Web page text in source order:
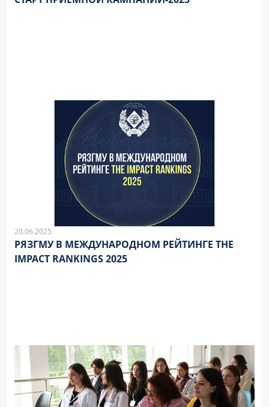
20.06.2025
РЯЗГМУ В МЕЖДУНАРОДНОМ РЕЙТИНГЕ THE
IMPACT RANKINGS 2025